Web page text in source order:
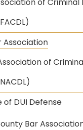
Association
of
of DUI Defense
Bar